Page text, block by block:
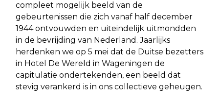
compleet mogelijk beeld van de
gebeurtenissen die zich vanaf half december
1944 ontvouwden en uiteindelijk uitmondden
in de bevrijding van Nederland. Jaarlijks
herdenken we op 5 mei dat de Duitse bezetters
in Hotel De Wereld in Wageningen de
capitulatie ondertekenden, een beeld dat
stevig verankerd is in ons collectieve geheugen.